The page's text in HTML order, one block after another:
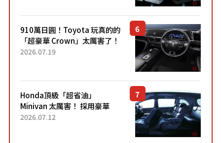
910萬日圓！Toyota 玩真的的
「超豪華 Crown」太厲害了！
採用由「匠人技藝」打造的
2026.07.19
Honda頂級「超省油」
Minivan 太厲害！ 採用豪華
「真皮座椅」與專屬「黑色內
2026.07.12